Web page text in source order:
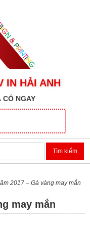
IN HẢI ANH
CÓ NGAY
2017 – Gà vàng may mắn
may mắn